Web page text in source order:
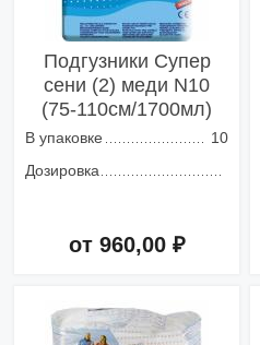
Подгузники Супер
сени (2) меди N10
(75-110см/1700мл)
В упаковке
10
Дозировка
от 960,00 ₽